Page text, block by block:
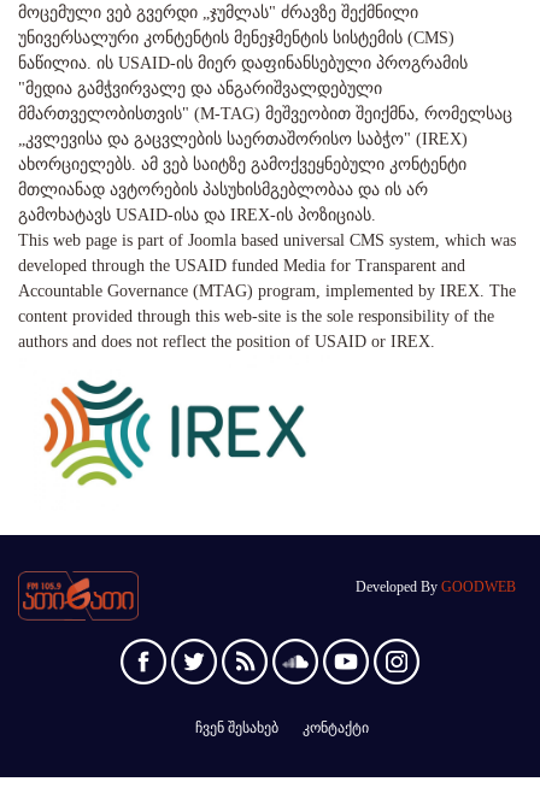
მოცემული ვებ გვერდი „ჯუმლას" ძრავზე შექმნილი
უნივერსალური კონტენტის მენეჯმენტის სისტემის (CMS)
ნაწილია. ის USAID-ის მიერ დაფინანსებული პროგრამის
"მედია გამჭვირვალე და ანგარიშვალდებული
მმართველობისთვის" (M-TAG) მეშვეობით შეიქმნა, რომელსაც
„კვლევისა და გაცვლების საერთაშორისო საბჭო" (IREX)
ახორციელებს. ამ ვებ საიტზე გამოქვეყნებული კონტენტი
მთლიანად ავტორების პასუხისმგებლობაა და ის არ
გამოხატავს USAID-ისა და IREX-ის პოზიციას.
This web page is part of Joomla based universal CMS system, which was
developed through the USAID funded Media for Transparent and
Accountable Governance (MTAG) program, implemented by IREX. The
content provided through this web-site is the sole responsibility of the
authors and does not reflect the position of USAID or IREX.
Developed By GOODWEB
ჩვენ შესახებ კონტაქტი